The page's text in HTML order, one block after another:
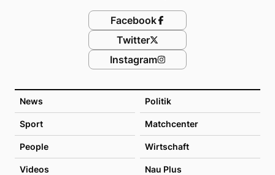
News Politik
Sport Matchcenter
People Wirtschaft
Videos Nau Plus
Facebook
Twitter
Instagram